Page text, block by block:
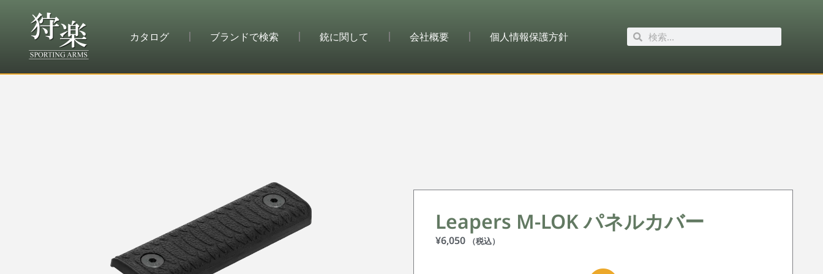
カタログ ブランドで検索 銃に関して 会社概要 個人情報保護方針
Leapers M-LOK パネルカバー
¥6,050 （税込）